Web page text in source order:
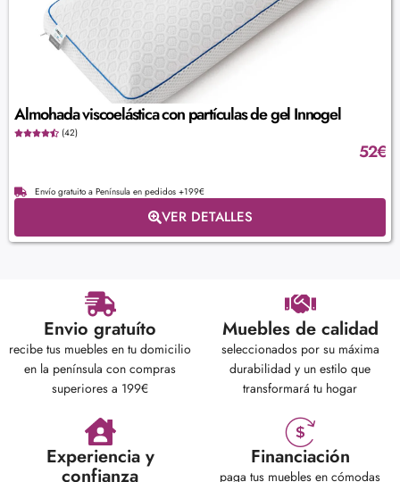
Almohada viscoelástica con partículas de gel Innogel
(42)
52€
Envío gratuito a Península en pedidos +199€
VER DETALLES
Envio gratuíto
recibe tus muebles en tu domicilio
en la península con compras
superiores a 199€
Muebles de calidad
seleccionados por su máxima
durabilidad y un estilo que
transformará tu hogar
Experiencia y
confianza
Financiación
paga tus muebles en cómodas